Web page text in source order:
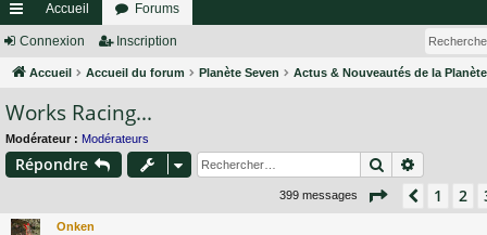
ac
co
ur
ci
Accueil Forums
Connexion Inscription
Accueil Accueil du forum Planète Seven Actus & Nouveautés de la
Works Racing...
Modérateur : Modérateurs
Répondre Rechercher
399 messages Page 4sur 27
1 2
Onken